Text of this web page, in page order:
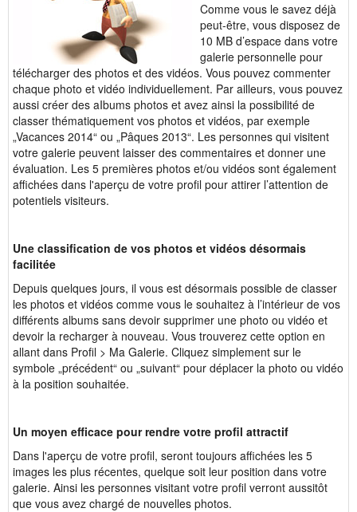
Comme vous le savez déjà
peut-être, vous disposez de
10 MB d’espace dans votre
galerie personnelle pour
télécharger des photos et des vidéos. Vous pouvez commenter
chaque photo et vidéo individuellement. Par ailleurs, vous pouvez
aussi créer des aIbums photos et avez ainsi la possibilité de
classer thématiquement vos photos et vidéos, par exemple
„Vacances 2014“ ou „Pâques 2013“. Les personnes qui visitent
votre galerie peuvent laisser des commentaires et donner une
évaluation. Les 5 premières photos et/ou vidéos sont également
affichées dans l'aperçu de votre profil pour attirer l’attention de
potentiels visiteurs.
Une classification de vos photos et vidéos désormais
facilitée
Depuis quelques jours, il vous est désormais possible de classer
les photos et vidéos comme vous le souhaitez à l’intérieur de vos
différents albums sans devoir supprimer une photo ou vidéo et
devoir la recharger à nouveau. Vous trouverez cette option en
allant dans Profil > Ma Galerie. Cliquez simplement sur le
symbole „précédent“ ou „suivant“ pour déplacer la photo ou vidéo
à la position souhaitée.
Un moyen efficace pour rendre votre profil attractif
Dans l'aperçu de votre profil, seront toujours affichées les 5
images les plus récentes, quelque soit leur position dans votre
galerie. Ainsi les personnes visitant votre profil verront aussitôt
que vous avez chargé de nouvelles photos.